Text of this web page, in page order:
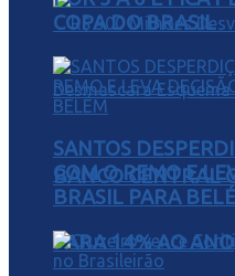
BANCO CENTRAL
PARA 14% AO ANO
COPA DO BRASIL
SANTOS
COM O REMO E
BRASIL PARA